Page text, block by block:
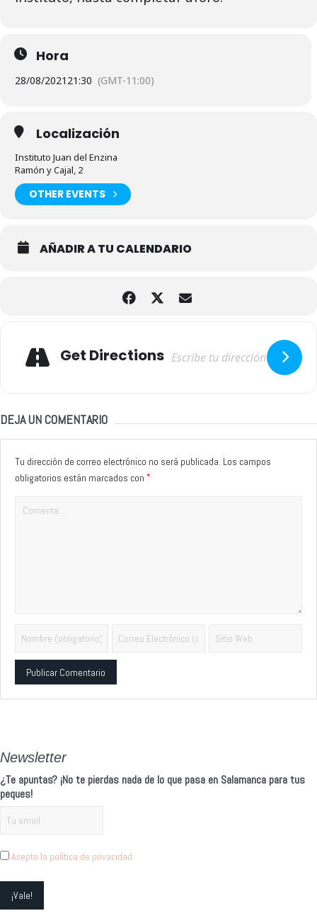
Hora
28/08/2021 21:30 (GMT-11:00)
Localización
Instituto Juan del Enzina
Ramón y Cajal, 2
OTHER EVENTS
AÑADIR A TU CALENDARIO
Get Directions
DEJA UN COMENTARIO
Tu dirección de correo electrónico no será publicada. Los campos
obligatorios están marcados con *
Newsletter
¿Te apuntas? ¡No te pierdas nada de lo que pasa en Salamanca para tus
peques!
Acepto la política de privacidad